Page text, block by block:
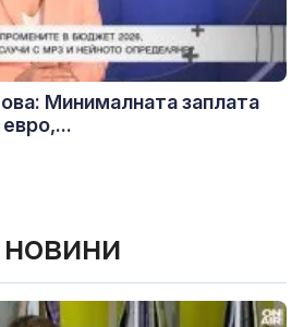
Минималната заплата